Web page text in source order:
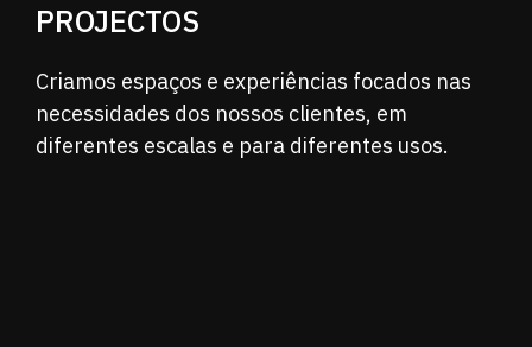
PROJECTOS
Criamos espaços e experiências focados nas
necessidades dos nossos clientes, em
diferentes escalas e para diferentes usos.